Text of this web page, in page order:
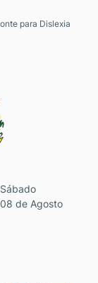
e links
para Dislexia
Sábado
08 de Agosto